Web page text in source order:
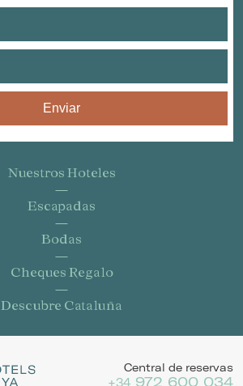
Enviar
Nuestros Hoteles
Escapadas
Bodas
Cheques Regalo
Descubre Cataluña
Central de reservas
972 600 034